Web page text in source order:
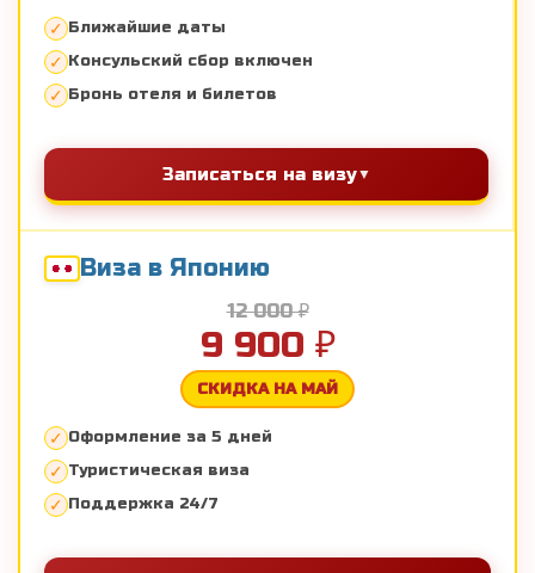
Ближайшие даты
Консульский сбор включен
Бронь отеля и билетов
Записаться на визу
Виза в Японию
12 000 ₽
9 900 ₽
СКИДКА НА МАЙ
Оформление за 5 дней
Туристическая виза
Поддержка 24/7